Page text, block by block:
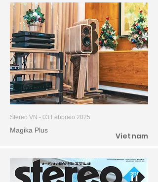
Stereo VN - 03 Febbraio 2025
Magika Plus
Vietnam